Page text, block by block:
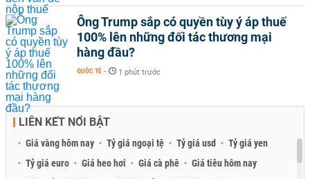
Ông Trump sắp có quyền tùy ý áp thuế
100% lên những đối tác thương mại
hàng đầu?
QUỐC TẾ - 1 phút trước
LIÊN KẾT NỔI BẬT
Giá vàng hôm nay Tỷ giá ngoại tệ Tỷ giá usd
Tỷ giá yen
Tỷ giá euro
Giá heo hơi Giá cà phê
Giá tiêu hôm nay